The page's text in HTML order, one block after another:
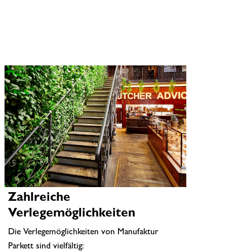
Zahlreiche
Verlegemöglichkeiten
Die Verlegemöglichkeiten von Manufaktur
Parkett sind vielfältig: